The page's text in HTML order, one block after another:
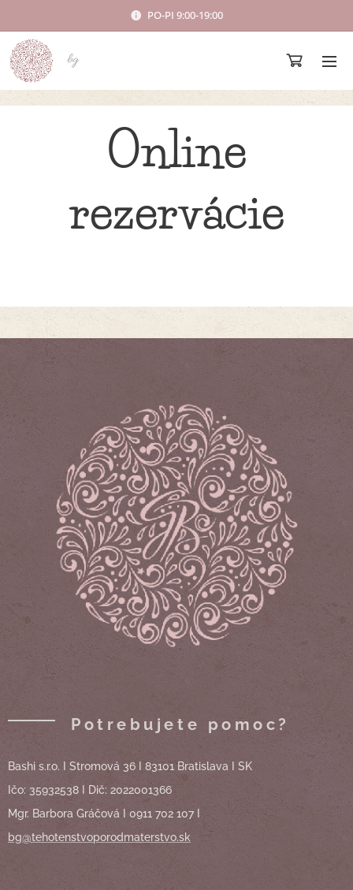
PO-PI 9:00-19:00
bg
Online
rezervácie
Potrebujete pomoc?
Bashi s.r.o. I Stromová 36 I 83101 Bratislava I SK
Ičo: 35932538 I Dič: 2022001366
Mgr. Barbora Gráčová I 0911 702 107 I
bg@tehotenstvoporodmaterstvo.sk